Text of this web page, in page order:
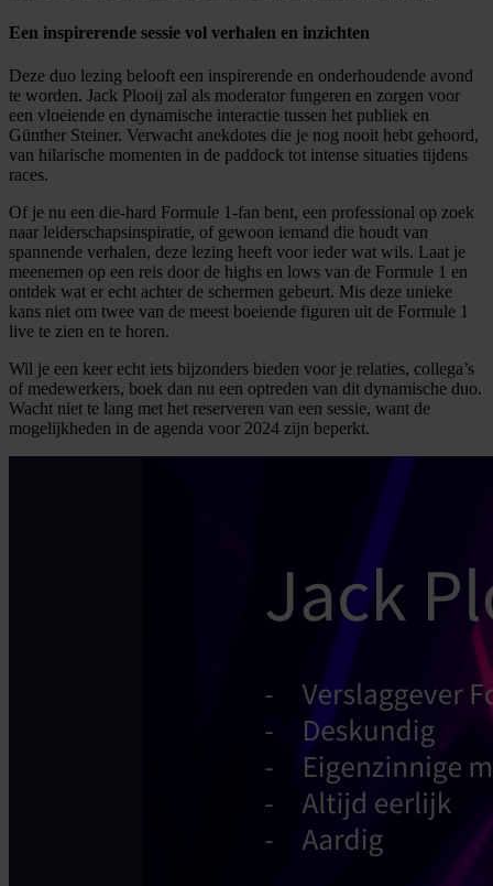
Een inspirerende sessie vol verhalen en inzichten
Deze duo lezing belooft een inspirerende en onderhoudende avond
te worden. Jack Plooij zal als moderator fungeren en zorgen voor
een vloeiende en dynamische interactie tussen het publiek en
Günther Steiner. Verwacht anekdotes die je nog nooit hebt gehoord,
van hilarische momenten in de paddock tot intense situaties tijdens
races.
Of je nu een die-hard Formule 1-fan bent, een professional op zoek
naar leiderschapsinspiratie, of gewoon iemand die houdt van
spannende verhalen, deze lezing heeft voor ieder wat wils. Laat je
meenemen op een reis door de highs en lows van de Formule 1 en
ontdek wat er echt achter de schermen gebeurt. Mis deze unieke
kans niet om twee van de meest boeiende figuren uit de Formule 1
live te zien en te horen.
Wil je een keer echt iets bijzonders bieden voor je relaties, collega’s
of medewerkers, boek dan nu een optreden van dit dynamische duo.
Wacht niet te lang met het reserveren van een sessie, want de
mogelijkheden in de agenda voor 2024 zijn beperkt.